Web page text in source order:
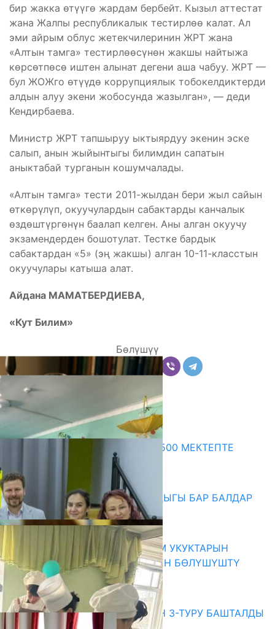
бир жакка өтүүгө жардам бербейт. Кызыл аттестат
жана Жалпы республикалык тестирлөө калат. Ал
эми айрым облус жетекчилеринин ЖРТ жана
«Алтын тамга» тестирлөөсүнөн жакшы найтыжа
көрсөтпөсө иштен алынат дегени аша чабуу. ЖРТ —
бул ЖОЖго өтүүдө коррупциялык тобокелдиктерди
алдын алуу экени жобосунда жазылган», — деди
Кендирбаева.
Министр ЖРТ тапшыруу ыктыярдуу экенин эске
салып, анын жыйынтыгы билимдин сапатын
аныктабай турганын кошумчалады.
«Алтын тамга» тести 2011-жылдан бери жыл сайын
өткөрүлүп, окуучулардын сабактарды канчалык
өздөштүргөнүн баалап келген. Аны алган окуучу
экзамендерден бошотулат. Тестке бардык
сабактардан «5» (эң жакшы) алган 10-11-класстын
окуучулары катыша алат.
Айдана МАМАТБЕРДИЕВА,
«Кут Билим»
Бөлүшүү
Комментарийлер
Акыркы жаңылыктар
ПРЕЗИДЕНТТИН ЖАРЛЫГЫ: 500 МЕКТЕПТЕ
ШАХМАТ ИЙРИМИ АЧЫЛАТ
06.08.2026
СҮЛҮКТҮ: ӨЗГӨЧӨ МУКТАЖДЫГЫ БАР БАЛДАР
ҮЧҮН БОРБОР АЧЫЛДЫ
06.08.2026
КЫРГЫЗ ЭКСПЕРТТЕРИ АДАМ УКУКТАРЫН
ОКУТУУ ТАЖРЫЙБАСЫ МЕНЕН БӨЛҮШҮШТҮ
06.08.2026
Абитуриент
ЖОЖДОРГО КАБЫЛ АЛУУНУН 3-ТУРУ БАШТАЛДЫ